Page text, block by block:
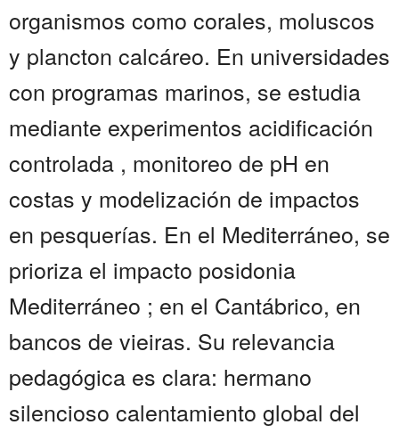
organismos como corales, moluscos
y plancton calcáreo. En universidades
con programas marinos, se estudia
mediante experimentos acidificación
controlada , monitoreo de pH en
costas y modelización de impactos
en pesquerías. En el Mediterráneo, se
prioriza el impacto posidonia
Mediterráneo ; en el Cantábrico, en
bancos de vieiras. Su relevancia
pedagógica es clara: hermano
silencioso calentamiento global del